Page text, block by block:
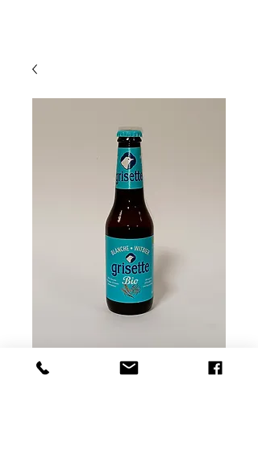
Grisette